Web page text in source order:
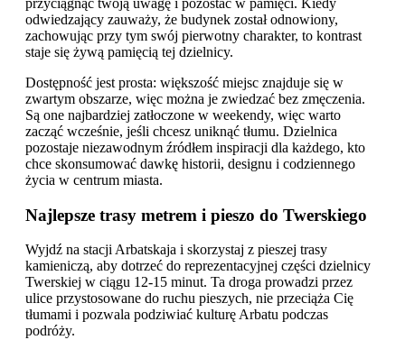
odwiedzający zauważy, że budynek został odnowiony,
zachowując przy tym swój pierwotny charakter, to kontrast
staje się żywą pamięcią tej dzielnicy.
Dostępność jest prosta: większość miejsc znajduje się w
zwartym obszarze, więc można je zwiedzać bez zmęczenia.
Są one najbardziej zatłoczone w weekendy, więc warto
zacząć wcześnie, jeśli chcesz uniknąć tłumu. Dzielnica
pozostaje niezawodnym źródłem inspiracji dla każdego, kto
chce skonsumować dawkę historii, designu i codziennego
życia w centrum miasta.
Najlepsze trasy metrem i pieszo do Twerskiego
Wyjdź na stacji Arbatskaja i skorzystaj z pieszej trasy
kamieniczą, aby dotrzeć do reprezentacyjnej części dzielnicy
Twerskiej w ciągu 12-15 minut. Ta droga prowadzi przez
ulice przystosowane do ruchu pieszych, nie przeciąża Cię
tłumami i pozwala podziwiać kulturę Arbatu podczas
podróży.